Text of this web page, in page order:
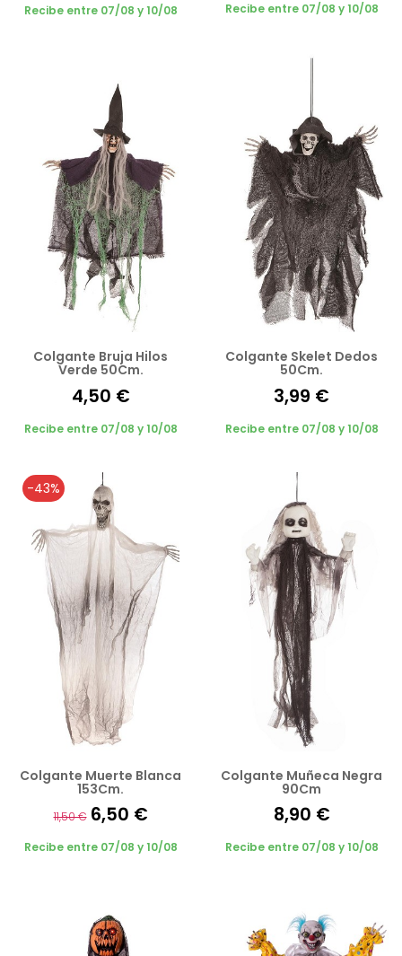
Recibe entre 07/08 y 10/08 Recibe entre 07/08 y 10/08
Colgante Bruja Hilos
Verde 50Cm.
4,50 €
Recibe entre 07/08 y 10/08
Colgante Skelet Dedos
50Cm.
3,99 €
Recibe entre 07/08 y 10/08
-43%
Colgante Muerte Blanca
153Cm.
11,50 € 6,50 €
Recibe entre 07/08 y 10/08
Colgante Muñeca Negra
90Cm
8,90 €
Recibe entre 07/08 y 10/08